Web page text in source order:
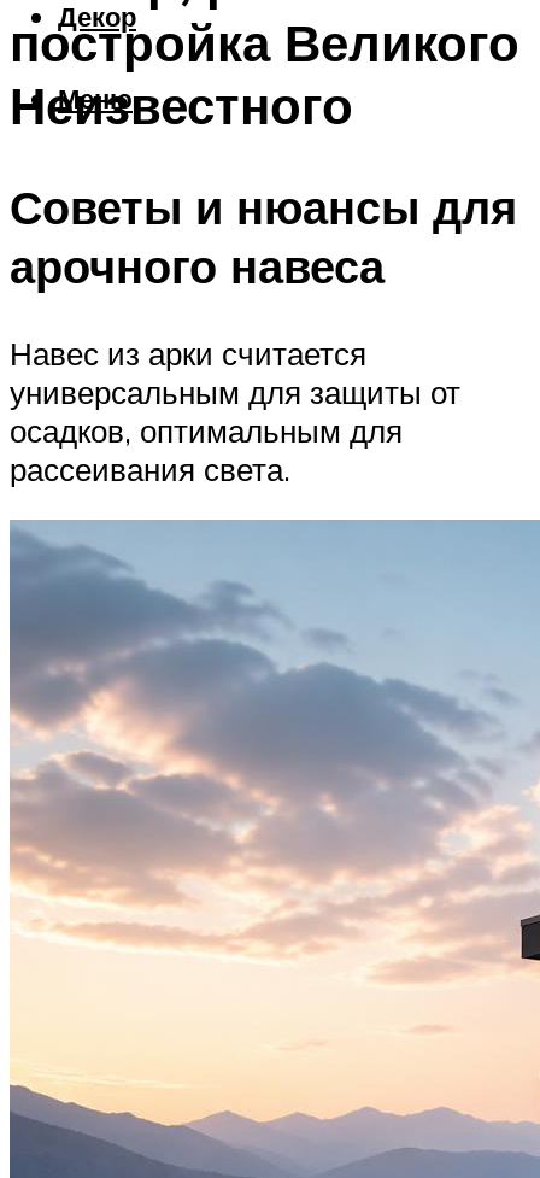
Декор
Меню
постройка Великого
Неизвестного
Советы и нюансы для
арочного навеса
Навес из арки считается
универсальным для защиты от
осадков, оптимальным для
рассеивания света.